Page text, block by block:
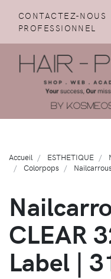
CONTACTEZ-NOUS
PROFESSIONNEL
Accueil ESTHETIQUE
Colorpops
CLEAR
Label |